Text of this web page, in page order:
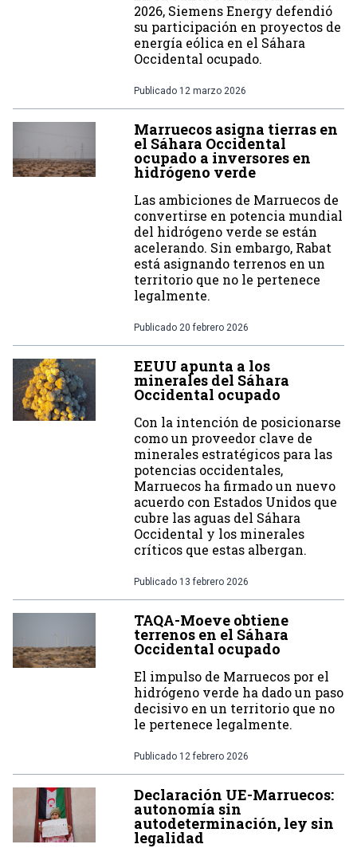
2026, Siemens Energy defendió
su participación en proyectos de
energía eólica en el Sáhara
Occidental ocupado.
Publicado 12 marzo 2026
Marruecos asigna tierras en
el Sáhara Occidental
ocupado a inversores en
hidrógeno verde
Las ambiciones de Marruecos de
convertirse en potencia mundial
del hidrógeno verde se están
acelerando. Sin embargo, Rabat
está asignando terrenos en un
territorio que no le pertenece
legalmente.
Publicado 20 febrero 2026
EEUU apunta a los
minerales del Sáhara
Occidental ocupado
Con la intención de posicionarse
como un proveedor clave de
minerales estratégicos para las
potencias occidentales,
Marruecos ha firmado un nuevo
acuerdo con Estados Unidos que
cubre las aguas del Sáhara
Occidental y los minerales
críticos que estas albergan.
Publicado 13 febrero 2026
TAQA-Moeve obtiene
terrenos en el Sáhara
Occidental ocupado
El impulso de Marruecos por el
hidrógeno verde ha dado un paso
decisivo en un territorio que no
le pertenece legalmente.
Publicado 12 febrero 2026
Declaración UE-Marruecos:
autonomía sin
autodeterminación, ley sin
legalidad